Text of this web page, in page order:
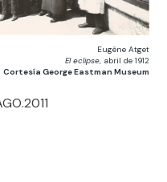
Eugène Atget
El eclipse, abril de 1912
Cortesía George Eastman Museum